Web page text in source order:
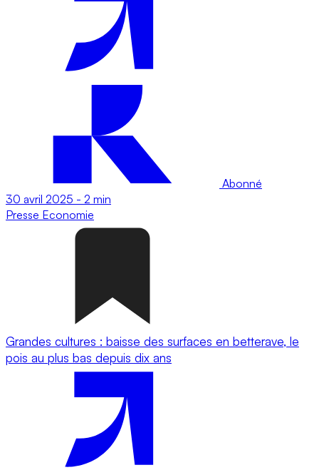
Abonné
30 avril 2025 - 2 min
Presse Economie
Grandes cultures : baisse des surfaces en betterave, le
pois au plus bas depuis dix ans